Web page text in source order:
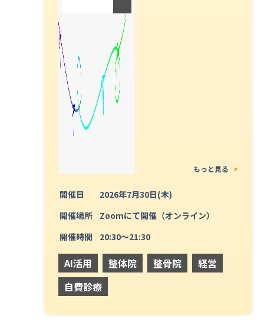
もっと見る >
開催日
2026年7月30日(木)
開催場所
Zoomにて開催（オンライン）
開催時間
20:30〜21:30
AI活用 整体院 整骨院
経営
自費診療